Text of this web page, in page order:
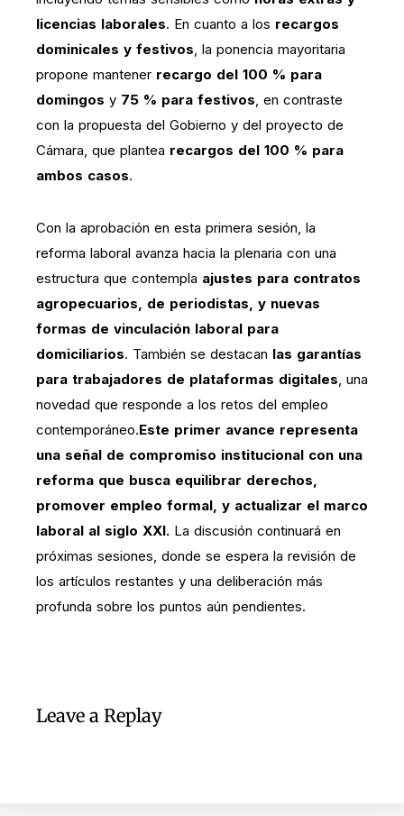
licencias laborales. En cuanto a los recargos
dominicales y festivos , la ponencia mayoritaria
propone mantener recargo del 100 % para
domingos y 75 % para festivos , en contraste
con la propuesta del Gobierno y del proyecto de
Cámara, que plantea recargos del 100 % para
ambos casos.
Con la aprobación en esta primera sesión, la
reforma laboral avanza hacia la plenaria con una
estructura que contempla ajustes para contratos
agropecuarios, de periodistas, y nuevas
formas de vinculación laboral para
domiciliarios. También se destacan las garantías
para trabajadores de plataformas digitales , una
novedad que responde a los retos del empleo
contemporáneo.Este primer avance representa
una señal de compromiso institucional con una
reforma que busca equilibrar derechos,
promover empleo formal, y actualizar el marco
laboral al siglo XXI. La discusión continuará en
próximas sesiones, donde se espera la revisión de
los artículos restantes y una deliberación más
profunda sobre los puntos aún pendientes.
Leave a Replay